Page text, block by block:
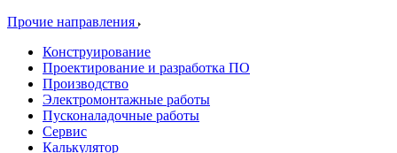
Прочие направления
Конструирование
Проектирование и разработка ПО
Производство
Электромонтажные работы
Пусконаладочные работы
Сервис
Калькулятор